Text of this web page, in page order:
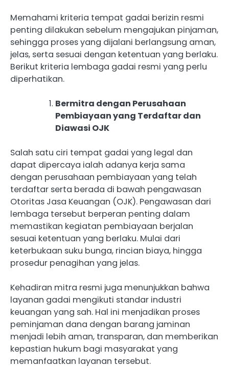
Memahami kriteria tempat gadai berizin resmi
penting dilakukan sebelum mengajukan pinjaman,
sehingga proses yang dijalani berlangsung aman,
jelas, serta sesuai dengan ketentuan yang berlaku.
Berikut kriteria lembaga gadai resmi yang perlu
diperhatikan.
Bermitra dengan Perusahaan
Pembiayaan yang Terdaftar dan
Diawasi OJK
Salah satu ciri tempat gadai yang legal dan
dapat dipercaya ialah adanya kerja sama
dengan perusahaan pembiayaan yang telah
terdaftar serta berada di bawah pengawasan
Otoritas Jasa Keuangan (OJK). Pengawasan dari
lembaga tersebut berperan penting dalam
memastikan kegiatan pembiayaan berjalan
sesuai ketentuan yang berlaku. Mulai dari
keterbukaan suku bunga, rincian biaya, hingga
prosedur penagihan yang jelas.
Kehadiran mitra resmi juga menunjukkan bahwa
layanan gadai mengikuti standar industri
keuangan yang sah. Hal ini menjadikan proses
peminjaman dana dengan barang jaminan
menjadi lebih aman, transparan, dan memberikan
kepastian hukum bagi masyarakat yang
memanfaatkan layanan tersebut.